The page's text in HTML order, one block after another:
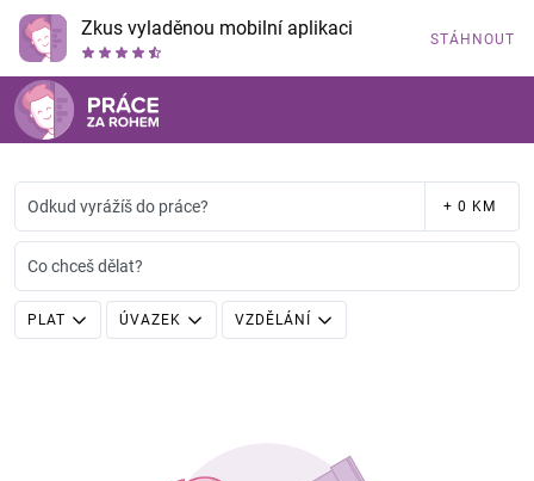
Zkus vyladěnou mobilní aplikaci STÁHNOUT
Odkud vyrážíš do práce? + 0 KM
Co chceš dělat?
PLAT ÚVAZEK VZDĚLÁNÍ